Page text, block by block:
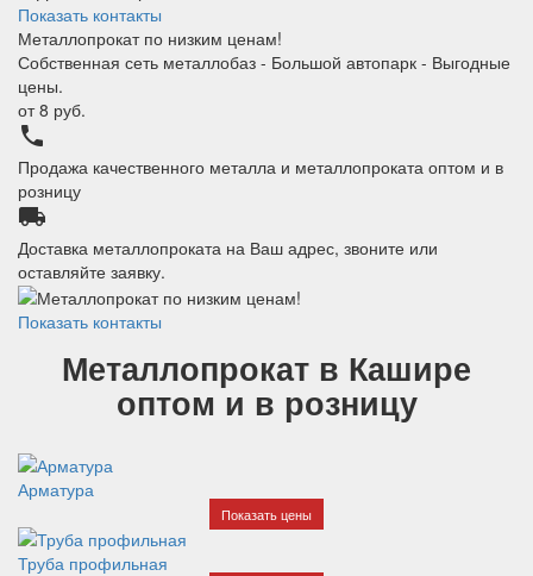
Показать контакты
Металлопрокат по низким ценам!
Собственная сеть металлобаз - Большой автопарк - Выгодные
цены.
от8 руб.
phone
Продажа качественного металла и металлопроката оптом и в
розницу
local_shipping
Доставка металлопроката на Ваш адрес, звоните или
оставляйте заявку.
Показать контакты
Металлопрокат в Кашире
оптом и в розницу
Арматура
Показать цены
Труба профильная